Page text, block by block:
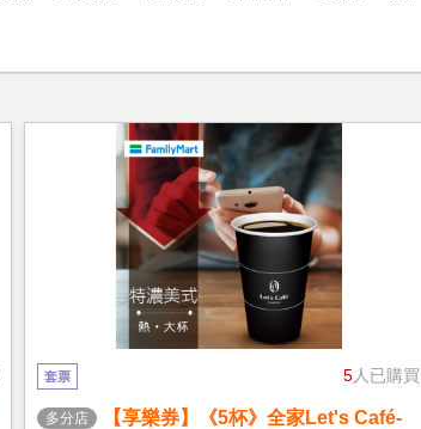
5人已購買
套票
多分店
【享樂券】《5杯》全家Let's Café-